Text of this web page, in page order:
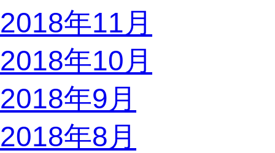
2018年11月
2018年10月
2018年9月
2018年8月